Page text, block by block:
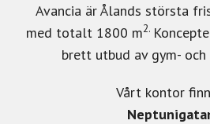
Avancia är Ålands största
med totalt 1800 m2.
brett utbud av gym-
Vårt kontor